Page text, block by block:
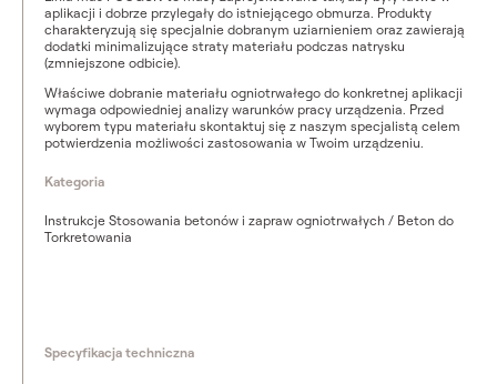
aplikacji i dobrze przylegały do istniejącego obmurza. Produkty
charakteryzują się specjalnie dobranym uziarnieniem oraz zawierają
dodatki minimalizujące straty materiału podczas natrysku
(zmniejszone odbicie).
Właściwe dobranie materiału ogniotrwałego do konkretnej aplikacji
wymaga odpowiedniej analizy warunków pracy urządzenia. Przed
wyborem typu materiału skontaktuj się z naszym specjalistą celem
potwierdzenia możliwości zastosowania w Twoim urządzeniu.
Kategoria
Instrukcje Stosowania betonów i zapraw ogniotrwałych / Beton do
Torkretowania
Specyfikacja techniczna